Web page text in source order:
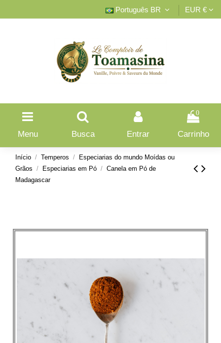
Português BR EUR €
Menu Busca Entrar
0
Carrinho
Início Temperos
Especiarias do mundo Moídas ou
Grãos
Especiarias em Pó
Canela em Pó de
Madagascar